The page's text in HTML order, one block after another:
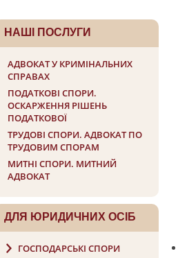
НАШI ПОСЛУГИ
АДВОКАТ У КРИМІНАЛЬНИХ
СПРАВАХ
ПОДАТКОВІ СПОРИ.
ОСКАРЖЕННЯ РІШЕНЬ
ПОДАТКОВОЇ
ТРУДОВІ СПОРИ. АДВОКАТ ПО
ТРУДОВИМ СПОРАМ
МИТНІ СПОРИ. МИТНИЙ
АДВОКАТ
ДЛЯ ЮРИДИЧНИХ ОСIБ
ГОСПОДАРСЬКІ СПОРИ